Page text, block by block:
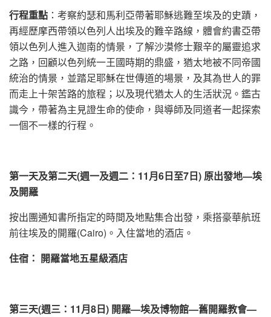
行程重點 ：考察約瑟和馬利亞帶著耶穌逃難至埃及的史蹟，
再經歷摩西帶領以色列人出埃及的難辛路線，體會約書亞帶
領以色列人進入迦南的情景，了解沙漠修士艱辛的屬靈追求
之路，回顧以色列統一王國時期的鼎盛，猶太地被不同帝國
統治的情景，並踏足耶穌在世傳道的場景，及其為世人的罪
而走上十架苦路的旅程；以及現代猶太人的生活狀況。鑑古
識今，帶著為主見證生命的使命，與導師及同道者一起探索
一個不一樣的行程。
第一天及第二天(週一及週二 ： 11月6日至7日) 原出發地—埃
及開羅
按出團通知書所指定的時間及地點集合出發，乘搭豪華航班
前往埃及的開羅(Cairo)。入住當地的酒店。
住宿： 開羅當地五星級酒店
第三天(週三 ： 11月8日) 開羅—埃及博物館—舊開羅教會—